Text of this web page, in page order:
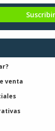
venta